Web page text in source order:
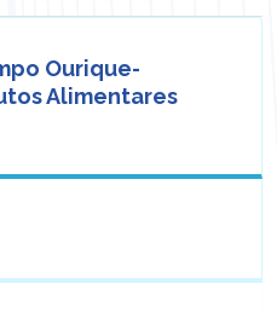
Ourique-
Alimentares